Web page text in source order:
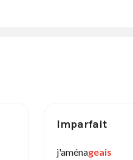
Imparfait
j'aménageais